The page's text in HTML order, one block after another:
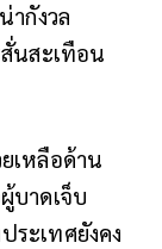
ากังวล
นสะเทือน
เหลือด้าน
บาดเจ็บ
ะเทศยังคง